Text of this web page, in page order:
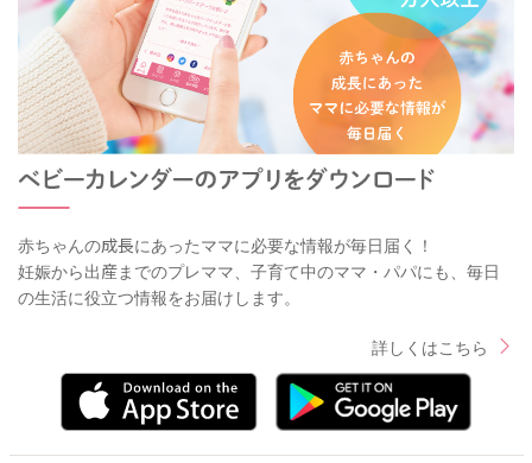
赤ちゃんの成長にあったママに必要な情報が毎日届く！
妊娠から出産までのプレママ、子育て中のママ・パパにも、毎日
の生活に役立つ情報をお届けします。
詳しくはこちら